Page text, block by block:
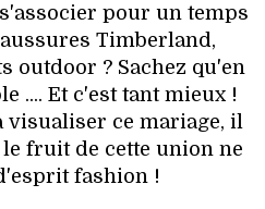
DE RUE
MARQUES
pour un temps
Timberland,
outdoor ? Sachez qu'en
.... Et c'est tant mieux !
visualiser ce mariage, il
fruit de cette union ne
fashion !